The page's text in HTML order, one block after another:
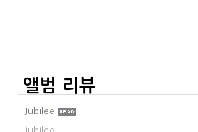
앨범 리뷰
Jubilee
Jubilee